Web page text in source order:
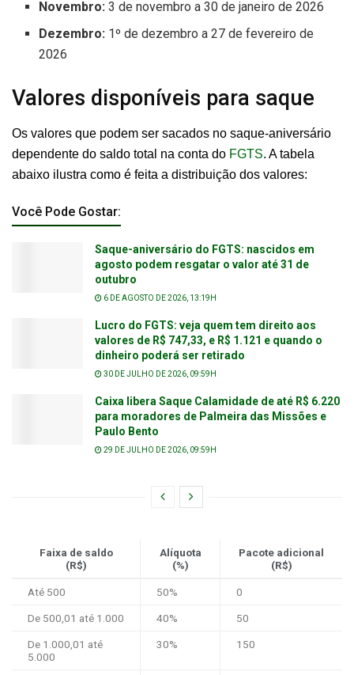
Novembro: 3 de novembro a 30 de janeiro de 2026
Dezembro: 1º de dezembro a 27 de fevereiro de
2026
Valores disponíveis para saque
Os valores que podem ser sacados no saque-aniversário
dependente do saldo total na conta do FGTS. A tabela
abaixo ilustra como é feita a distribuição dos valores:
Você Pode Gostar:
Saque-aniversário do FGTS: nascidos em
agosto podem resgatar o valor até 31 de
outubro
6 DE AGOSTO DE 2026, 13:19H
Lucro do FGTS: veja quem tem direito aos
valores de R$ 747,33, e R$ 1.121 e quando o
dinheiro poderá ser retirado
30 DE JULHO DE 2026, 09:59H
Caixa libera Saque Calamidade de até R$ 6.220
para moradores de Palmeira das Missões e
Paulo Bento
29 DE JULHO DE 2026, 09:59H
Faixa de saldo
(R$)
Alíquota
(%)
Pacote adicional
(R$)
Até 500 50% 0
De 500,01 até 1.000 40% 50
De 1.000,01 até
5.000
30% 150